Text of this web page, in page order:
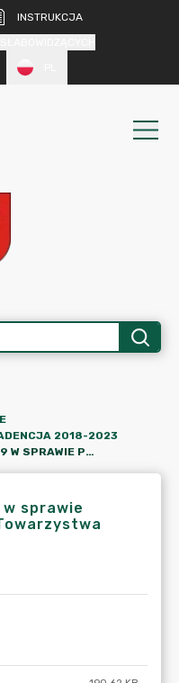
INSTRUKCJA
2018-2023
ZARZĄDZENIE NR 92/2019 W SPRAWIE PRZYJĘCIA DAROWIZNY OD TOWARZYSTWA MIŁOŚNIKÓW KRAJENKI
sprawie